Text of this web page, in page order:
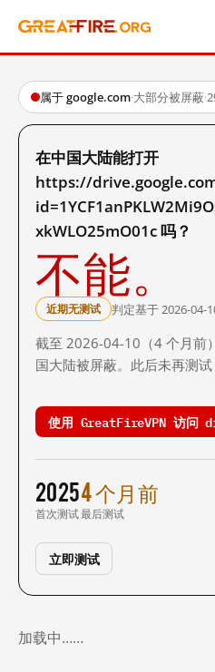
属于 google.com·大部分被屏蔽·
在中国大陆能打开
https://
xkWLO25mO01c 吗？
不能。
近期无测试 判定基于 2026-04-
截至 2026-04-10（4 个月前
国大陆被屏蔽。此后未再测试
使用 GreatFireVPN 访问
2025
首次测试
4 个月前
最后测试
立即测试
加载中……